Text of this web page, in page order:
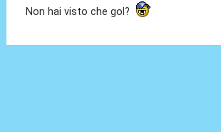
Non hai visto che gol?